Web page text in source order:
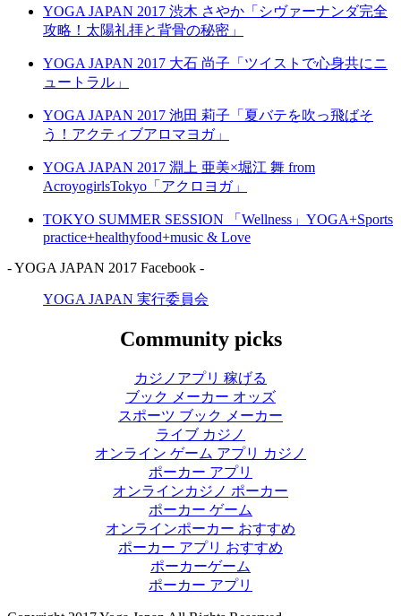
YOGA JAPAN 2017 渋木 さやか「シヴァーナンダ完全
攻略！太陽礼拝と背骨の秘密」
YOGA JAPAN 2017 大石 尚子「ツイストで心身共にニ
ュートラル」
YOGA JAPAN 2017 池田 莉子「夏バテを吹っ飛ばそ
う！アクティブアロマヨガ」
YOGA JAPAN 2017 淵上 亜美×堀江 舞 from
AcroyogirlsTokyo「アクロヨガ」
TOKYO SUMMER SESSION 「Wellness」YOGA+Sports
practice+healthyfood+music & Love
- YOGA JAPAN 2017 Facebook -
YOGA JAPAN 実行委員会
Community picks
カジノアプリ 稼げる
ブック メーカー オッズ
スポーツ ブック メーカー
ライブ カジノ
オンライン ゲーム アプリ カジノ
ポーカー アプリ
オンラインカジノ ポーカー
ポーカー ゲーム
オンラインポーカー おすすめ
ポーカー アプリ おすすめ
ポーカーゲーム
ポーカー アプリ